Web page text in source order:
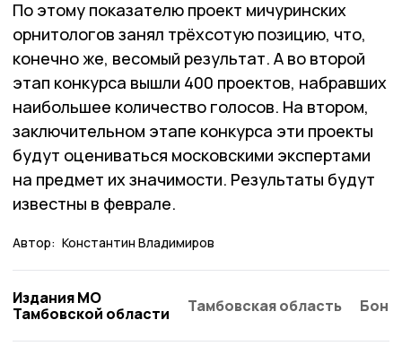
По этому показателю проект мичуринских
орнитологов занял трёхсотую позицию, что,
конечно же, весомый результат. А во второй
этап конкурса вышли 400 проектов, набравших
наибольшее количество голосов. На втором,
заключительном этапе конкурса эти проекты
будут оцениваться московскими экспертами
на предмет их значимости. Результаты будут
известны в феврале.
Автор: Константин Владимиров
Издания МО
Тамбовской области
Тамбовская область